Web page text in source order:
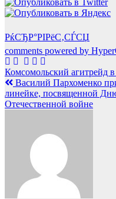
РќСЂР°РІРёС‚СЃСЏ
comments powered by
Навигация
по
записям
Комсомольский агитрейд
Василий Пархоменко
линейке, посвященной
Отечественной войне